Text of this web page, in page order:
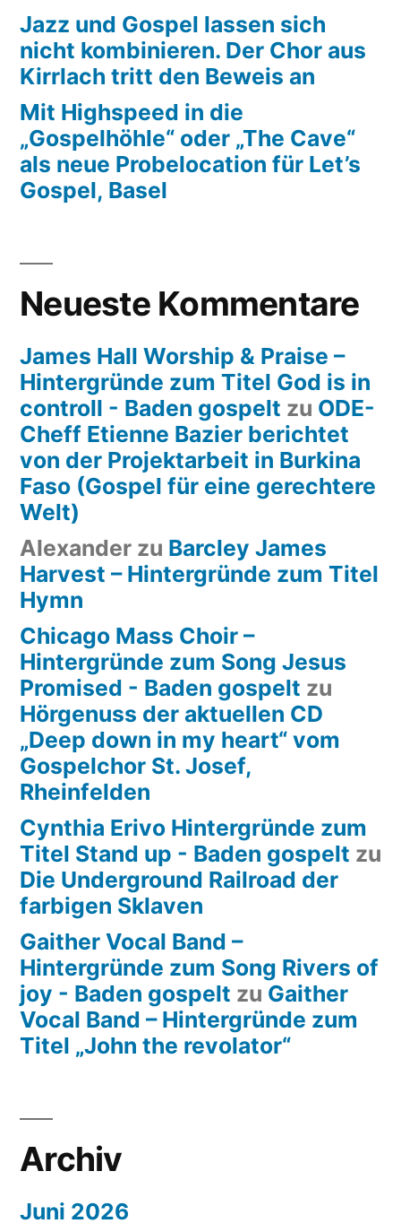
Jazz und Gospel lassen sich
nicht kombinieren. Der Chor aus
Kirrlach tritt den Beweis an
Mit Highspeed in die
„Gospelhöhle“ oder „The Cave“
als neue Probelocation für Let’s
Gospel, Basel
Neueste Kommentare
James Hall Worship & Praise –
Hintergründe zum Titel God is in
controll - Baden gospelt zu ODE-
Cheff Etienne Bazier berichtet
von der Projektarbeit in Burkina
Faso (Gospel für eine gerechtere
Welt)
Alexander zu Barcley James
Harvest – Hintergründe zum Titel
Hymn
Chicago Mass Choir –
Hintergründe zum Song Jesus
Promised - Baden gospelt zu
Hörgenuss der aktuellen CD
„Deep down in my heart“ vom
Gospelchor St. Josef,
Rheinfelden
Cynthia Erivo Hintergründe zum
Titel Stand up - Baden gospelt zu
Die Underground Railroad der
farbigen Sklaven
Gaither Vocal Band –
Hintergründe zum Song Rivers of
joy - Baden gospelt zu Gaither
Vocal Band – Hintergründe zum
Titel „John the revolator“
Archiv
Juni 2026